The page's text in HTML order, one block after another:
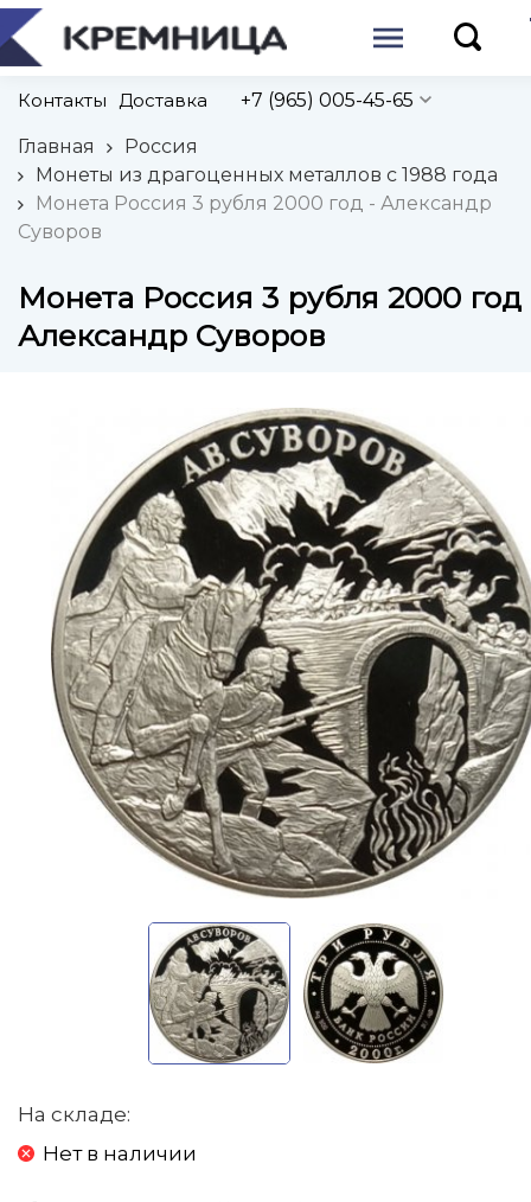
Контакты Доставка +7 (965) 005-45-65
Главная
Россия
Монеты из драгоценных металлов с 1988 года
Монета Россия 3 рубля 2000 год - Александр
Суворов
Монета Россия 3 рубля 2000 год
Александр Суворов
На складе:
Нет в наличии